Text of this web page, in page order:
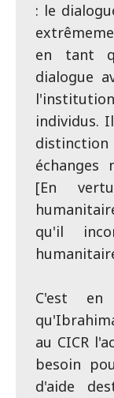
: le
en tant
dialogue
individus.
échanges
[En
qu'il
C'est
au CICR
besoin
d'aide